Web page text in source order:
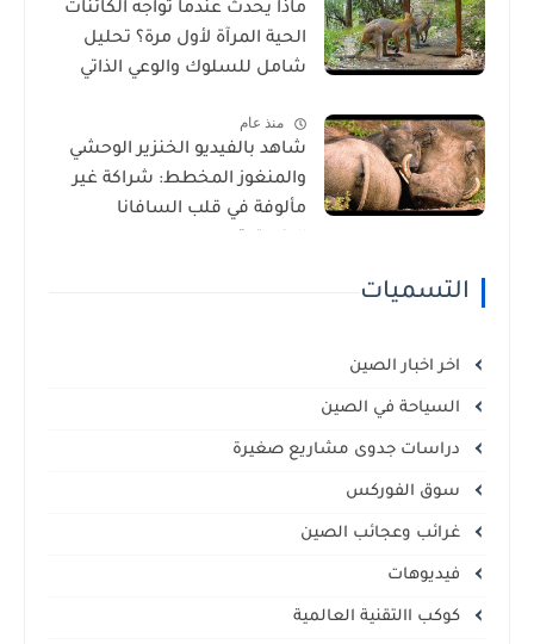
ماذا يحدث عندما تواجه الكائنات
الحية المرآة لأول مرة؟ تحليل
شامل للسلوك والوعي الذاتي
منذ عام
شاهد بالفيديو الخنزير الوحشي
والمنغوز المخطط: شراكة غير
مألوفة في قلب السافانا
التسميات
اخر اخبار الصين
السياحة في الصين
دراسات جدوى مشاريع صغيرة
سوق الفوركس
غرائب وعجائب الصين
فيديوهات
كوكب االتقنية العالمية